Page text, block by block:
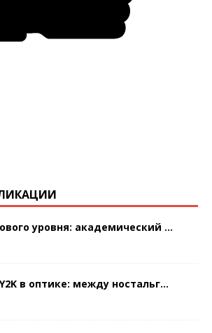
уровня: академический ...
в оптике: между ностальг...